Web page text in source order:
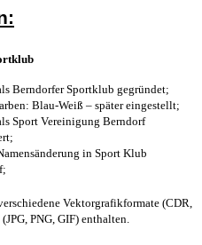
Berndorfer Sportklub gegründet;
Blau-Weiß – später eingestellt;
Sport Vereinigung Berndorf
in Sport Klub
Vektorgrafikformate (CDR,
PNG, GIF) enthalten.